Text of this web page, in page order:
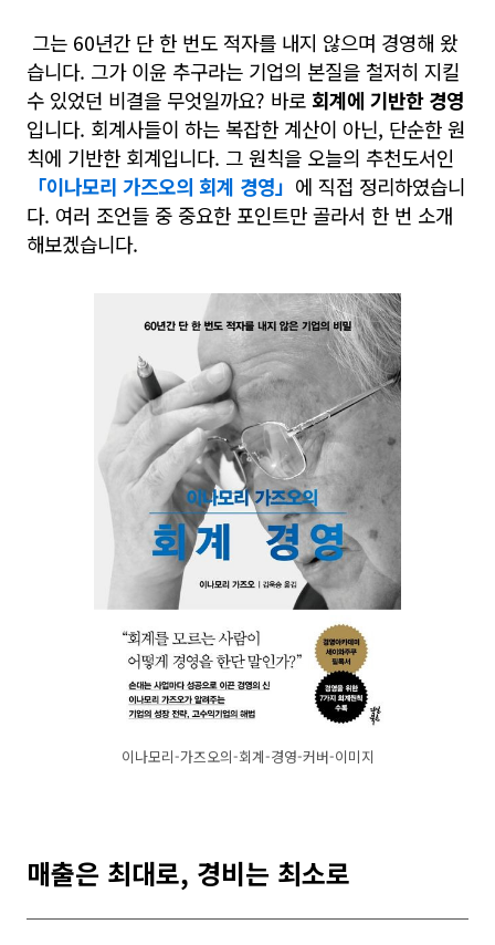
그는 60년간 단 한 번도 적자를 내지 않으며 경영해 왔
습니다. 그가 이윤 추구라는 기업의 본질을 철저히 지킬
수 있었던 비결을 무엇일까요? 바로회계에 기반한 경영
입니다. 회계사들이 하는 복잡한 계산이 아닌, 단순한 원
칙에 기반한 회계입니다. 그 원칙을 오늘의 추천도서인
「이나모리 가즈오의 회계 경영」 에 직접 정리하였습니
다. 여러 조언들 중 중요한 포인트만 골라서 한 번 소개
해보겠습니다.
이나모리-가즈오의-회계-경영-커버-이미지
매출은 최대로, 경비는 최소로